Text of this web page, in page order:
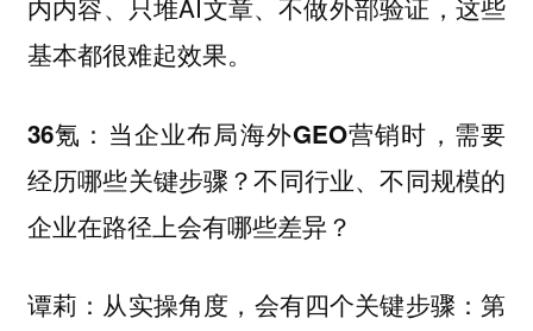
内内容、只堆AI文章、不做外部验证，这些
基本都很难起效果。
36氪：当企业布局海外GEO营销时，需要
经历哪些关键步骤？不同行业、不同规模的
企业在路径上会有哪些差异？
谭莉： 从实操角度，会有四个关键步骤：第